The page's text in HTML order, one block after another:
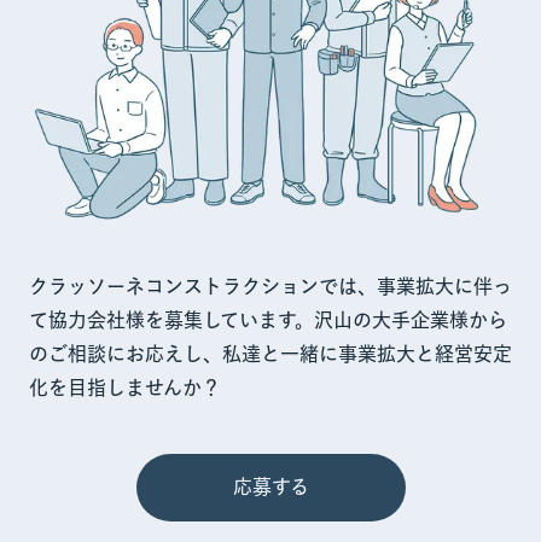
クラッソーネコンストラクションでは、事業拡大に伴っ
て協力会社様を募集しています。沢山の大手企業様から
のご相談にお応えし、私達と一緒に事業拡大と経営安定
化を目指しませんか？
応募する